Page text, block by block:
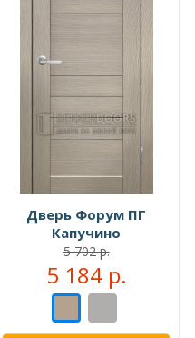
Дверь Форум ПГ
Капучино
5 702 р.
5 184 р.